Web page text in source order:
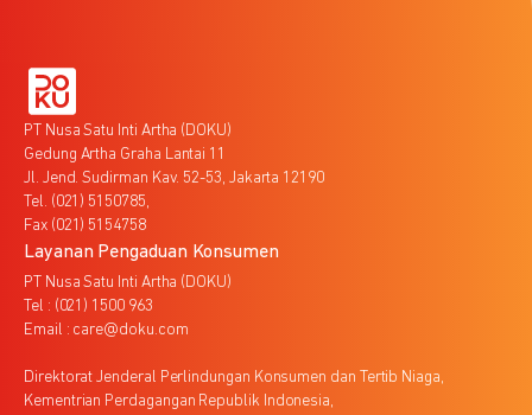
PT Nusa Satu Inti Artha (DOKU)
Gedung Artha Graha Lantai 11
Jl. Jend. Sudirman Kav. 52-53, Jakarta 12190
Tel. (021) 5150785,
Fax (021) 5154758
Layanan Pengaduan Konsumen
PT Nusa Satu Inti Artha (DOKU)
Tel : (021) 1500 963
Email : care@doku.com
Direktorat Jenderal Perlindungan Konsumen dan Tertib Niaga,
Kementrian Perdagangan Republik Indonesia,